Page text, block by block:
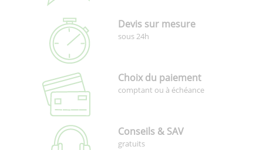
Devis sur mesure
sous 24h
Choix du paiement
comptant ou à échéance
Conseils & SAV
gratuits